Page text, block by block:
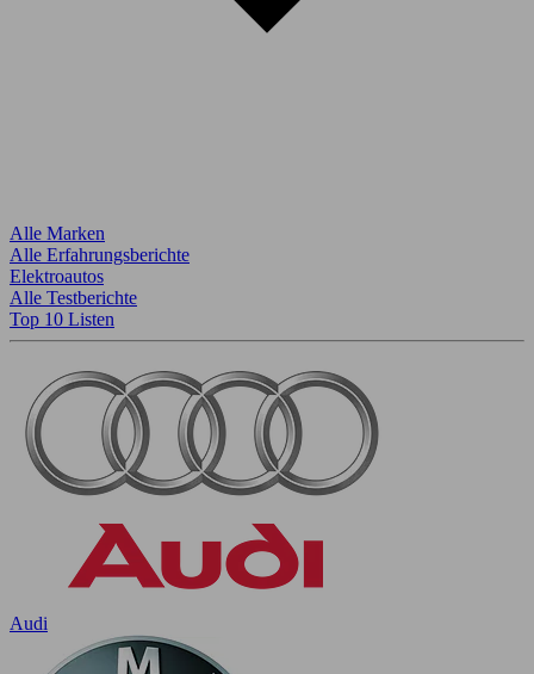
Alle Marken
Alle Erfahrungsberichte
Elektroautos
Alle Testberichte
Top 10 Listen
Audi